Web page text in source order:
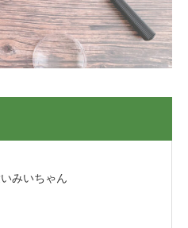
みいちゃん